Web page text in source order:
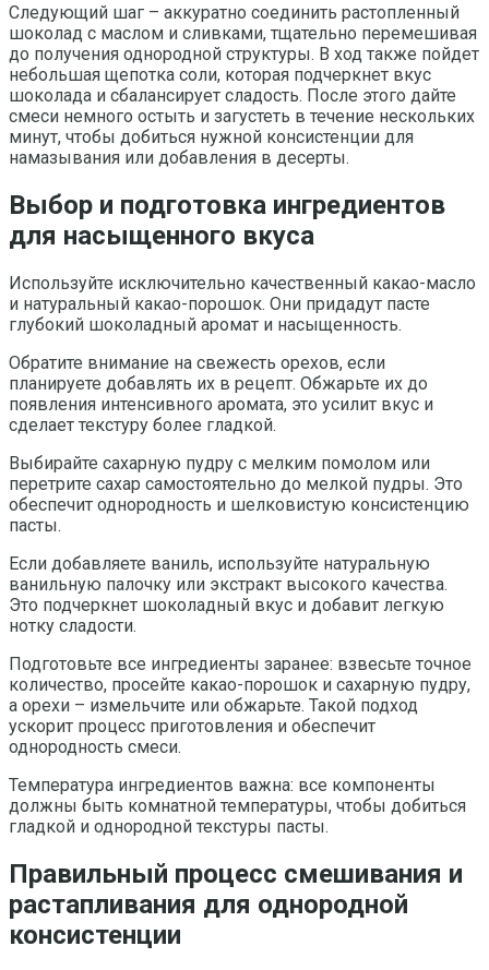
Следующий шаг – аккуратно соединить растопленный
шоколад с маслом и сливками, тщательно перемешивая
до получения однородной структуры. В ход также пойдет
небольшая щепотка соли, которая подчеркнет вкус
шоколада и сбалансирует сладость. После этого дайте
смеси немного остыть и загустеть в течение нескольких
минут, чтобы добиться нужной консистенции для
намазывания или добавления в десерты.
Выбор и подготовка ингредиентов
для насыщенного вкуса
Используйте исключительно качественный какао-масло
и натуральный какао-порошок. Они придадут пасте
глубокий шоколадный аромат и насыщенность.
Обратите внимание на свежесть орехов, если
планируете добавлять их в рецепт. Обжарьте их до
появления интенсивного аромата, это усилит вкус и
сделает текстуру более гладкой.
Выбирайте сахарную пудру с мелким помолом или
перетрите сахар самостоятельно до мелкой пудры. Это
обеспечит однородность и шелковистую консистенцию
пасты.
Если добавляете ваниль, используйте натуральную
ванильную палочку или экстракт высокого качества.
Это подчеркнет шоколадный вкус и добавит легкую
нотку сладости.
Подготовьте все ингредиенты заранее: взвесьте точное
количество, просейте какао-порошок и сахарную пудру,
а орехи – измельчите или обжарьте. Такой подход
ускорит процесс приготовления и обеспечит
однородность смеси.
Температура ингредиентов важна: все компоненты
должны быть комнатной температуры, чтобы добиться
гладкой и однородной текстуры пасты.
Правильный процесс смешивания и
растапливания для однородной
консистенции